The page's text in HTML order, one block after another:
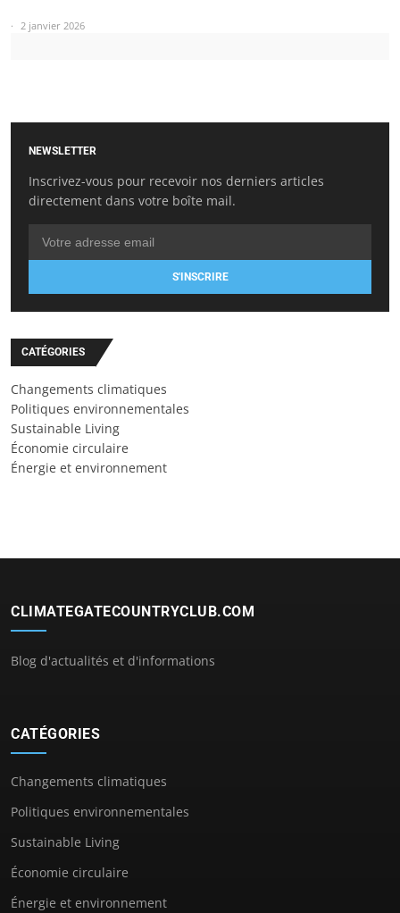
2 janvier 2026
NEWSLETTER
Inscrivez-vous pour recevoir nos derniers articles
directement dans votre boîte mail.
S'INSCRIRE
CATÉGORIES
Changements climatiques
Politiques environnementales
Sustainable Living
Économie circulaire
Énergie et environnement
CLIMATEGATECOUNTRYCLUB.COM
Blog d'actualités et d'informations
CATÉGORIES
Changements climatiques
Politiques environnementales
Sustainable Living
Économie circulaire
Énergie et environnement